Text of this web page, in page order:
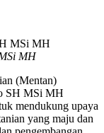
MH
(Mentan)
SH MSi MH
mendukung upaya
yang maju dan